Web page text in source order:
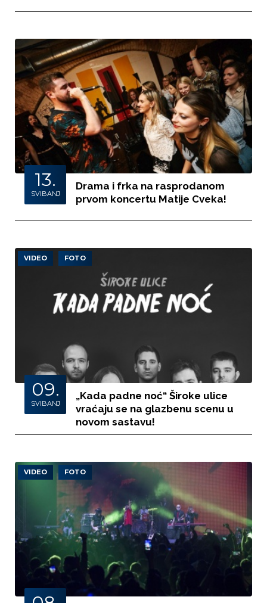
13.
SVIBANJ
Drama i frka na rasprodanom
prvom koncertu Matije Cveka!
VIDEO FOTO
09.
SVIBANJ
„Kada padne noć“ Široke ulice
vraćaju se na glazbenu scenu u
novom sastavu!
VIDEO FOTO